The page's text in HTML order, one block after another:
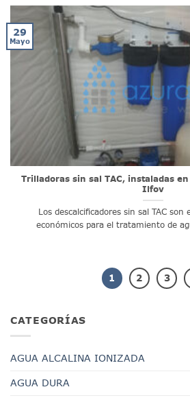
Trilladoras sin sal TAC, instaladas
Ilfov
Los descalcificadores sin sal TAC
económicos para el tratamiento de
29
Mayo
1 2 3
CATEGORÍAS
AGUA ALCALINA IONIZADA
AGUA DURA